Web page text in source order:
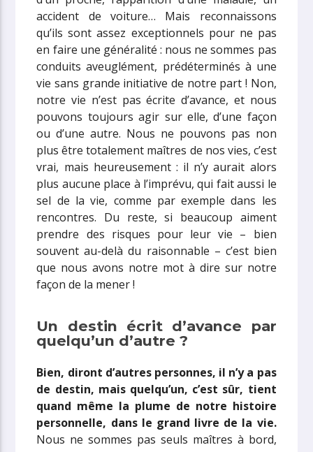
accident de voiture… Mais reconnaissons
qu’ils sont assez exceptionnels pour ne pas
en faire une généralité : nous ne sommes pas
conduits aveuglément, prédéterminés à une
vie sans grande initiative de notre part ! Non,
notre vie n’est pas écrite d’avance, et nous
pouvons toujours agir sur elle, d’une façon
ou d’une autre. Nous ne pouvons pas non
plus être totalement maîtres de nos vies, c’est
vrai, mais heureusement : il n’y aurait alors
plus aucune place à l’imprévu, qui fait aussi le
sel de la vie, comme par exemple dans les
rencontres. Du reste, si beaucoup aiment
prendre des risques pour leur vie – bien
souvent au-delà du raisonnable – c’est bien
que nous avons notre mot à dire sur notre
façon de la mener !
Un destin écrit d’avance par
quelqu’un d’autre ?
Bien, diront d’autres personnes, il n’y a pas
de destin, mais quelqu’un, c’est sûr, tient
quand même la plume de notre histoire
personnelle, dans le grand livre de la vie.
Nous ne sommes pas seuls maîtres à bord,